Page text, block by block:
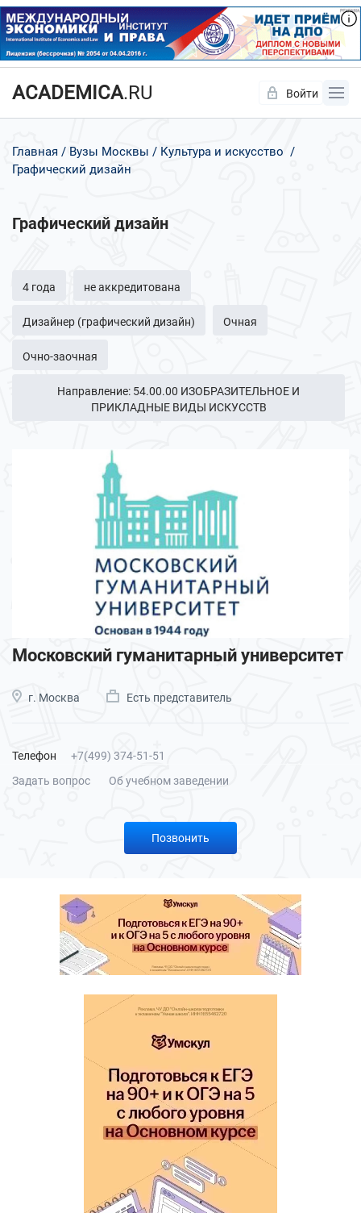
ACADEMICA.RU Войти
Главная Вузы Москвы
Культура и искусство
Графический дизайн
Графический дизайн
4 года не аккредитована
Дизайнер (графический дизайн) Очная
Очно-заочная
Направление: 54.00.00 ИЗОБРАЗИТЕЛЬНОЕ И
ПРИКЛАДНЫЕ ВИДЫ ИСКУССТВ
Московский гуманитарный университет
г. Москва Есть представитель
Телефон
+7(499) 374-51-51
Задать вопрос
Об учебном заведении
Позвонить
Да Нет